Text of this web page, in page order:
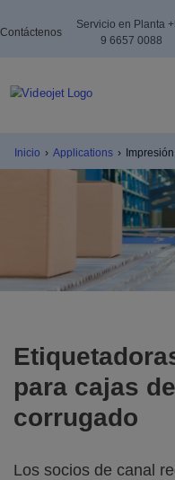
Contáctenos
Servicio en Planta
9 6657 0088
Inicio › Applications ›
para cajas
corrugado
Los socios de canal